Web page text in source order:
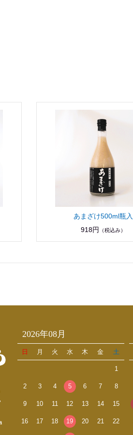
あまざけ500ml瓶入
918円
（税込み）
2026年08月
日 月 火 水 木 金 土
1
2 3 4 5 6 7 8
9 10 11 12 13 14 15
16 17 18 19 20 21 22